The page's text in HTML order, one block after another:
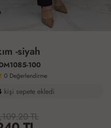
-siyah
100
0 Değerlendirme
kişi sepete ekledi
8
TL